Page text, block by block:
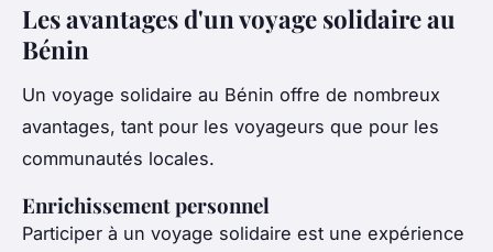
Les avantages d'un voyage solidaire au
Bénin
Un voyage solidaire au Bénin offre de nombreux
avantages, tant pour les voyageurs que pour les
communautés locales.
Enrichissement personnel
Participer à un voyage solidaire est une expérience